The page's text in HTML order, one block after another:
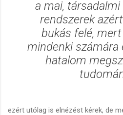
a mai, társadalmi
rendszerek
bukás felé,
mindenki számára
hatalom
ezért utólag is elnézést kérek, de